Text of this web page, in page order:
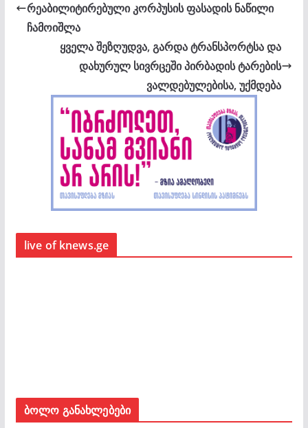
რეაბილიტირებული კორპუსის ფასადის ნაწილი
ჩამოიშლა
ყველა შეზღუდვა, გარდა ტრანსპორტსა და
დახურულ სივრცეში პირბადის ტარების
ვალდებულებისა, უქმდება
live of knews.ge
ბოლო განახლებები